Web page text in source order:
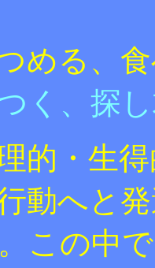
める、
く、探
的・生
動へと
この中